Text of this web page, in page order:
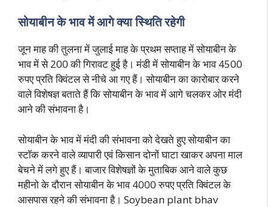
सोयाबीन के भाव में आगे क्या स्थिति रहेगी
जून माह की तुलना में जुलाई माह के प्रथम सप्ताह में सोयाबीन के
भाव में से 200 की गिरावट हुई है। मंडी में सोयाबीन के भाव 4500
रुपए प्रति क्विंटल से नीचे आ गए हैं। सोयाबीन का कारोबार करने
वाले विशेषज्ञ बताते हैं कि सोयाबीन के भाव में आगे चलकर ओर मंदी
आने की संभावना है।
सोयाबीन के भाव में मंदी की संभावना को देखते हुए सोयाबीन का
स्टॉक करने वाले व्यापारी एवं किसान दोनों घाटा खाकर अपना माल
बेचने में लगे हुए हैं। बाजार विशेषज्ञों के मुताबिक आने वाले कुछ
महीनो के दौरान सोयाबीन के भाव 4000 रुपए प्रति क्विंटल के
आसपास रहने की संभावना है। Soybean plant bhav